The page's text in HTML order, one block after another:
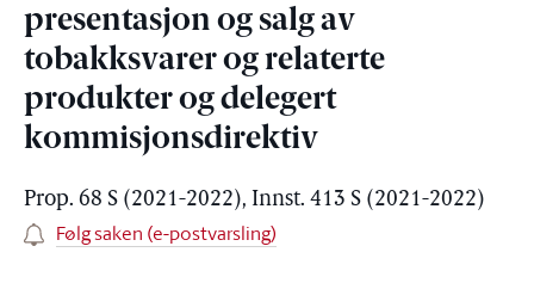
presentasjon og salg av
tobakksvarer og relaterte
produkter og delegert
kommisjonsdirektiv
Prop. 68 S (2021-2022), Innst. 413 S (2021-2022)
Følg saken (e-postvarsling)